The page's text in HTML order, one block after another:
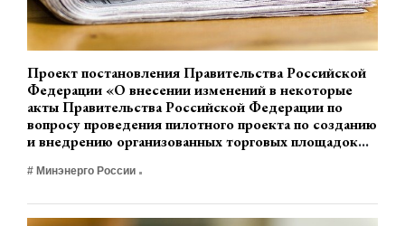
Проект постановления Правительства Российской
Федерации «О внесении изменений в некоторые
акты Правительства Российской Федерации по
вопросу проведения пилотного проекта по созданию
и внедрению организованных торговых площадок
(мощности)» (разработчик Минэнерго России)
# Минэнерго России